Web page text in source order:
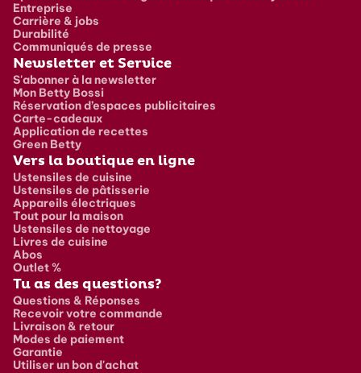
Entreprise
Carrière & jobs
Durabilité
Communiqués de presse
Newsletter et Service
S'abonner à la newsletter
Mon Betty Bossi
Réservation d’espaces publicitaires
Carte-cadeaux
Application de recettes
Green Betty
Vers la boutique en ligne
Ustensiles de cuisine
Ustensiles de pâtisserie
Appareils électriques
Tout pour la maison
Ustensiles de nettoyage
Livres de cuisine
Abos
Outlet %
Tu as des questions?
Questions & Réponses
Recevoir votre commande
Livraison & retour
Modes de paiement
Garantie
Utiliser un bon d'achat